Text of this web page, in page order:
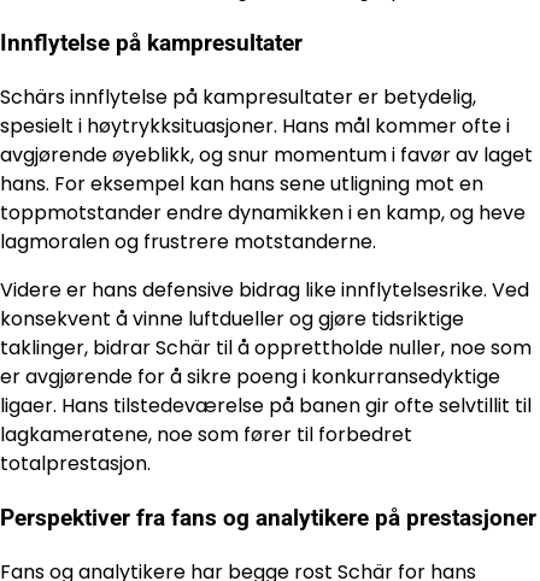
Innflytelse på kampresultater
Schärs innflytelse på kampresultater er betydelig,
spesielt i høytrykksituasjoner. Hans mål kommer ofte i
avgjørende øyeblikk, og snur momentum i favør av laget
hans. For eksempel kan hans sene utligning mot en
toppmotstander endre dynamikken i en kamp, og heve
lagmoralen og frustrere motstanderne.
Videre er hans defensive bidrag like innflytelsesrike. Ved
konsekvent å vinne luftdueller og gjøre tidsriktige
taklinger, bidrar Schär til å opprettholde nuller, noe som
er avgjørende for å sikre poeng i konkurransedyktige
ligaer. Hans tilstedeværelse på banen gir ofte selvtillit til
lagkameratene, noe som fører til forbedret
totalprestasjon.
Perspektiver fra fans og analytikere på prestasjoner
Fans og analytikere har begge rost Schär for hans